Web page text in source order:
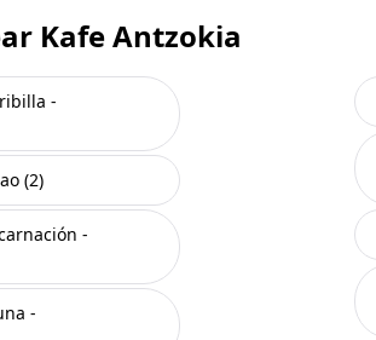
Kafe Antzokia
-
(2)
-
-